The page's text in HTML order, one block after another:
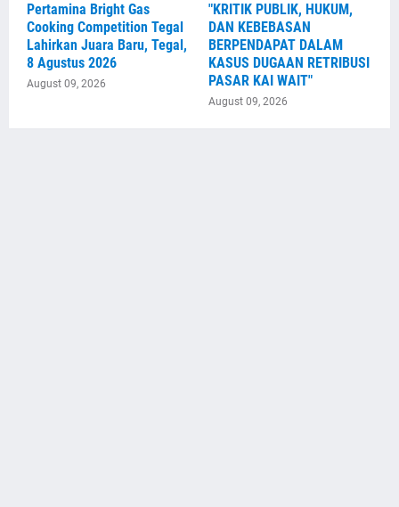
Pertamina Bright Gas
Cooking Competition Tegal
Lahirkan Juara Baru, Tegal,
8 Agustus 2026
August 09, 2026
"KRITIK PUBLIK, HUKUM,
DAN KEBEBASAN
BERPENDAPAT DALAM
KASUS DUGAAN RETRIBUSI
PASAR KAI WAIT"
August 09, 2026